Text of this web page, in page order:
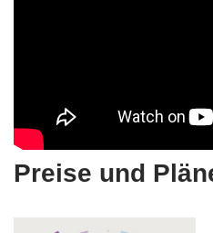
Preise und